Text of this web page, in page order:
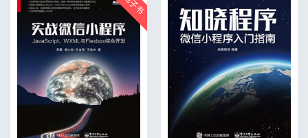
为什么是电子表格 51
什么是电子表格 52
电子表格单元格：数据的构建块 53
单元格 53
公式栏 54
电子表格符号 54
电子表格中的数据容器 59
列和行 59
工作簿 60